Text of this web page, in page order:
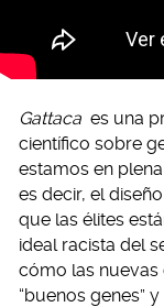
Gattaca es una
científico sobre
estamos en
es decir, el
que las élites
ideal racista del
cómo las nuevas
“buenos genes”